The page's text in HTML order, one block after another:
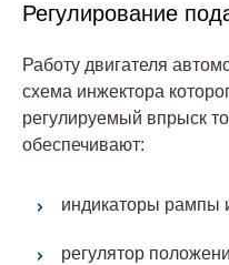
Регулирование
Работу двигателя
схема инжектора
регулируемый впрыск
обеспечивают:
индикаторы рампы
регулятор